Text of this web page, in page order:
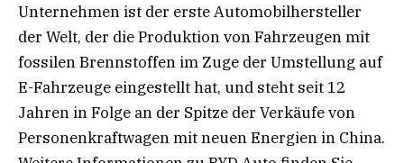
Unternehmen ist der erste Automobilhersteller
der Welt, der die Produktion von Fahrzeugen mit
fossilen Brennstoffen im Zuge der Umstellung auf
E-Fahrzeuge eingestellt hat, und steht seit 12
Jahren in Folge an der Spitze der Verkäufe von
Personenkraftwagen mit neuen Energien in China.